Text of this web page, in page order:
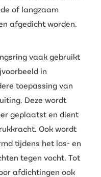
of langzaam
afgedicht worden.
vaak gebruikt
in
toepassing van
Deze wordt
geplaatst en dient
Ook wordt
tijdens het los- en
tegen vocht. Tot
afdichtingen ook